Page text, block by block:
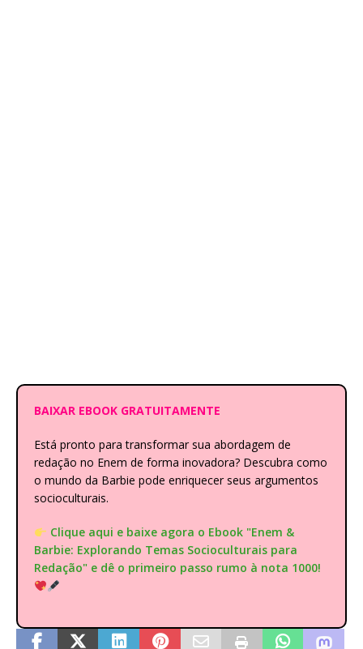
BAIXAR EBOOK GRATUITAMENTE
Está pronto para transformar sua abordagem de
redação no Enem de forma inovadora? Descubra como
o mundo da Barbie pode enriquecer seus argumentos
socioculturais.
Clique aqui e baixe agora o Ebook "Enem &
Barbie: Explorando Temas Socioculturais para
Redação" e dê o primeiro passo rumo à nota 1000!